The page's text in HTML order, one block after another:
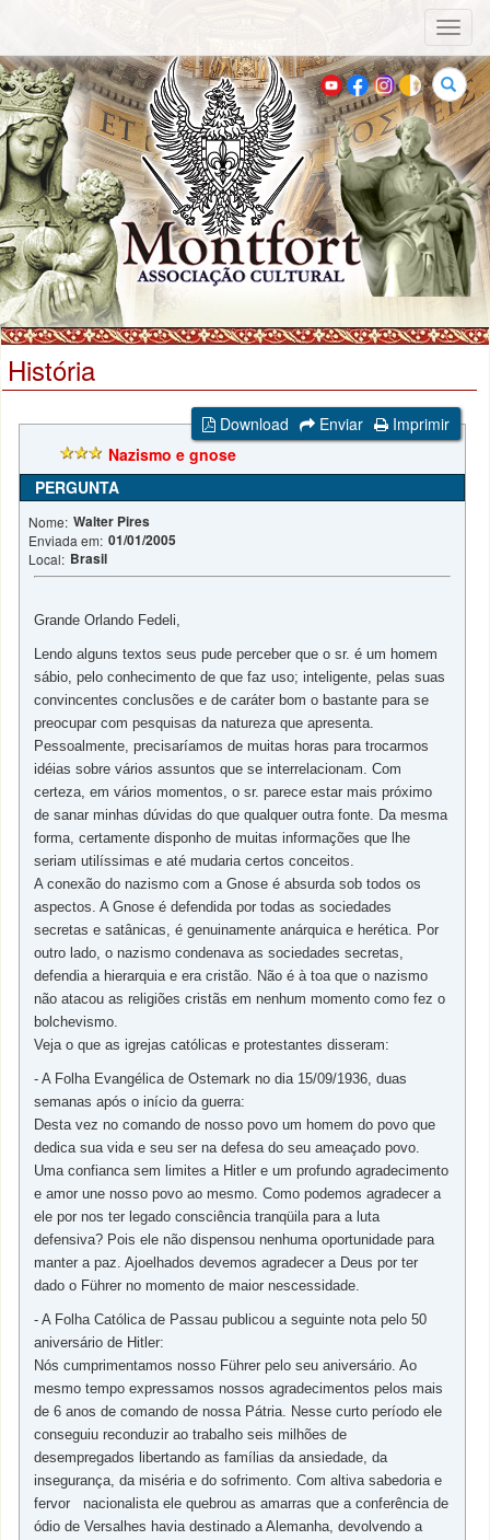
Buscar
História
Download Enviar
Imprimir
Nazismo e gnose
PERGUNTA
Nome: Walter Pires
Enviada em: 01/01/2005
Local: Brasil
Grande Orlando Fedeli,
Lendo alguns textos seus pude perceber que o sr. é um homem
sábio, pelo conhecimento de que faz uso; inteligente, pelas suas
convincentes conclusões e de caráter bom o bastante para se
preocupar com pesquisas da natureza que apresenta.
Pessoalmente, precisaríamos de muitas horas para trocarmos
idéias sobre vários assuntos que se interrelacionam. Com
certeza, em vários momentos, o sr. parece estar mais próximo
de sanar minhas dúvidas do que qualquer outra fonte. Da mesma
forma, certamente disponho de muitas informações que lhe
seriam utilíssimas e até mudaria certos conceitos.
A conexão do nazismo com a Gnose é absurda sob todos os
aspectos. A Gnose é defendida por todas as sociedades
secretas e satânicas, é genuinamente anárquica e herética. Por
outro lado, o nazismo condenava as sociedades secretas,
defendia a hierarquia e era cristão. Não é à toa que o nazismo
não atacou as religiões cristãs em nenhum momento como fez o
bolchevismo.
Veja o que as igrejas católicas e protestantes disseram:
- A Folha Evangélica de Ostemark no dia 15/09/1936, duas
semanas após o início da guerra:
Desta vez no comando de nosso povo um homem do povo que
dedica sua vida e seu ser na defesa do seu ameaçado povo.
Uma confianca sem limites a Hitler e um profundo agradecimento
e amor une nosso povo ao mesmo. Como podemos agradecer a
ele por nos ter legado consciência tranqüila para a luta
defensiva? Pois ele não dispensou nenhuma oportunidade para
manter a paz. Ajoelhados devemos agradecer a Deus por ter
dado o Führer no momento de maior nescessidade.
- A Folha Católica de Passau publicou a seguinte nota pelo 50
aniversário de Hitler:
Nós cumprimentamos nosso Führer pelo seu aniversário. Ao
mesmo tempo expressamos nossos agradecimentos pelos mais
de 6 anos de comando de nossa Pátria. Nesse curto período ele
conseguiu reconduzir ao trabalho seis milhões de
desempregados libertando as famílias da ansiedade, da
insegurança, da miséria e do sofrimento. Com altiva sabedoria e
fervor nacionalista ele quebrou as amarras que a conferência de
ódio de Versalhes havia destinado a Alemanha, devolvendo a